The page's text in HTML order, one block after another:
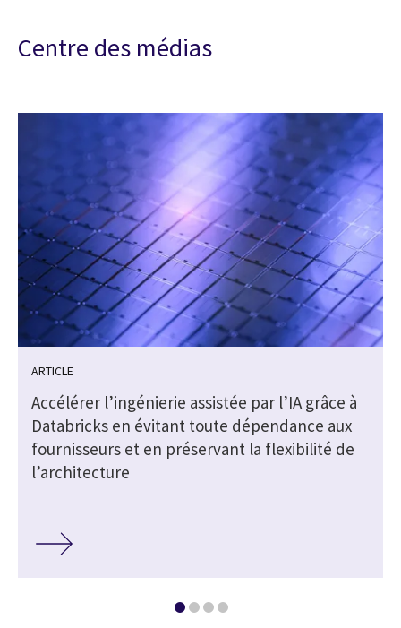
Énergie et services publics
Centre des médias
ARTICLE
Accélérer l’ingénierie assistée par l’IA grâce à
Databricks en évitant toute dépendance aux
fournisseurs et en préservant la flexibilité de
l’architecture